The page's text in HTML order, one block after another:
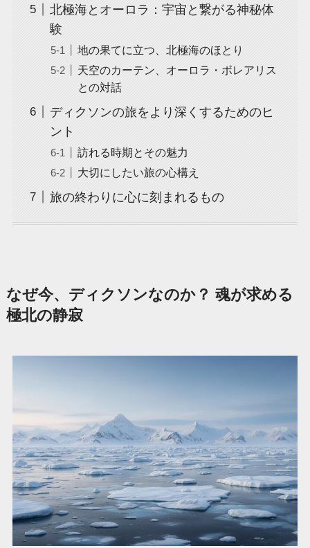
北極海とオーロラ：宇宙と繋がる神秘体
験
地の果てに立つ、北極海のほとり
天空のカーテン、オーロラ・ボレアリス
との対話
ディクソンの旅をより深くするためのヒ
ント
訪れる時期とその魅力
大切にしたい旅の心構え
旅の終わりに心に刻まれるもの
なぜ今、ディクソンなのか？ 魂が求める
極北の静寂